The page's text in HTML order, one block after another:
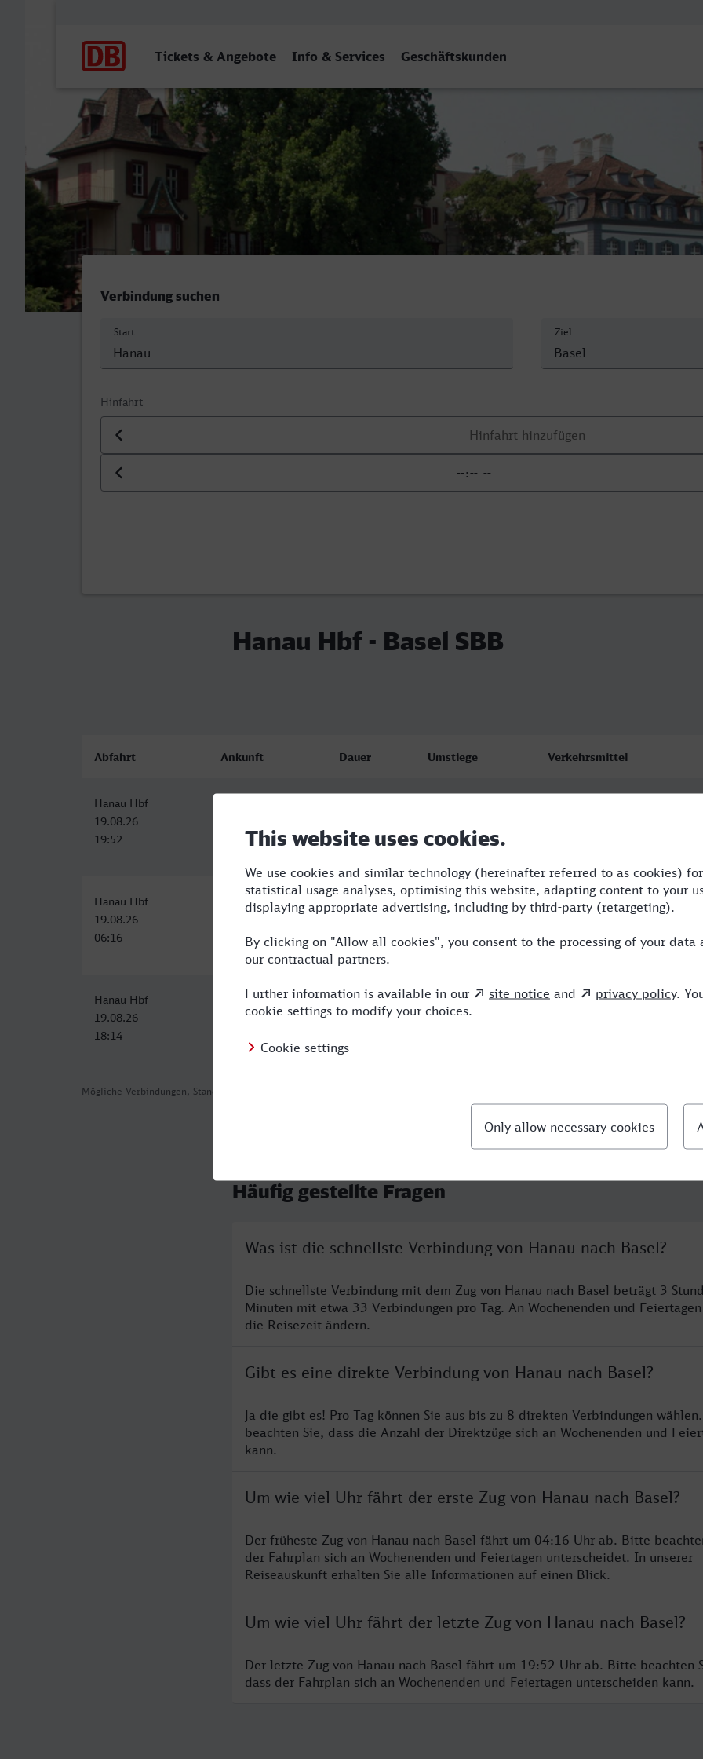
Tickets & Angebote Info & Services Geschäftskunden
Hanau Hbf - Basel SBB
Verbindung suchen
Start Ziel
Hinfahrt
Datum der Hinfahrt
Uhrzeit der Hinfahrt
Hanau Hbf - Basel SBB
Mögliche Verbindungen, Stand: 2026-08-05 01:12
Abfahrt Ankunft Dauer Umstiege Verkehrsmittel
Hanau Hbf
19.08.26
19:52
Hanau Hbf
19.08.26
06:16
Basel SBB
09:48
3:32 1 RE,ICE
Hanau Hbf
19.08.26
18:14
Basel SBB
19.08.26
3:34 1 RE,ICE
Häufig gestellte Fragen
Was ist die schnellste Verbindung von Hanau nach Basel?
Die schnellste Verbindung mit dem Zug von Hanau nach Basel beträgt 3
Minuten mit etwa 33 Verbindungen pro Tag. An Wochenenden und
die Reisezeit ändern.
Gibt es eine direkte Verbindung von Hanau nach Basel?
Ja die gibt es! Pro Tag können Sie aus bis zu 8 direkten Verbindungen
beachten Sie, dass die Anzahl der Direktzüge sich an Wochenenden und
kann.
Um wie viel Uhr fährt der erste Zug von Hanau nach Basel?
Der früheste Zug von Hanau nach Basel fährt um 04:16 Uhr ab. Bitte
der Fahrplan sich an Wochenenden und Feiertagen unterscheidet. In unserer
Reiseauskunft erhalten Sie alle Informationen auf einen Blick.
Um wie viel Uhr fährt der letzte Zug von Hanau nach Basel?
Der letzte Zug von Hanau nach Basel fährt um 19:52 Uhr ab. Bitte beachten
dass der Fahrplan sich an Wochenenden und Feiertagen unterscheiden kann.